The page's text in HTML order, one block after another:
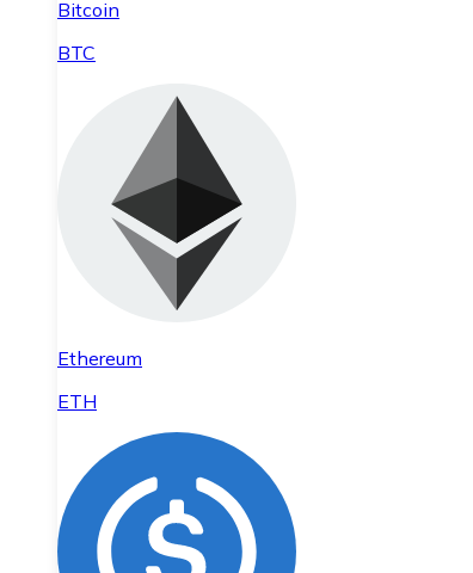
Bitcoin
BTC
Ethereum
ETH